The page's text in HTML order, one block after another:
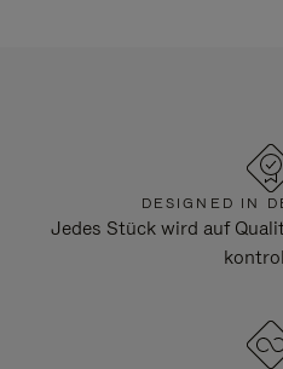
DESIGNED IN
Jedes Stück wird auf